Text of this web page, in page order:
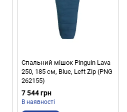
Спальний мішок Pinguin Lava
250, 185 см, Blue, Left Zip (PNG
262155)
7 544 грн
В наявності